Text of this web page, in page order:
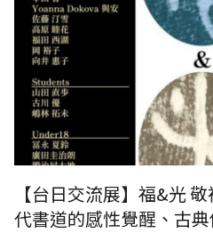
【台日交流展】福&光
代書道的感性覺醒、古